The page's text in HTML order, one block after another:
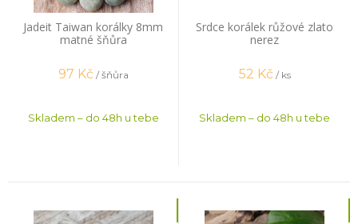
Jadeit Taiwan korálky 8mm
matné šňůra
97 Kč / šňůra
Skladem – do 48h u tebe
Srdce korálek růžové zlato
nerez
52 Kč / ks
Skladem – do 48h u tebe